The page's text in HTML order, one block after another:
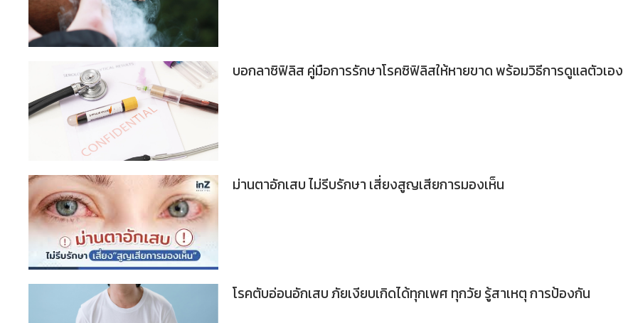
บอกลาซิฟิลิส คู่มือการรักษาโรคซิฟิลิสให้หายขาด พร้อมวิธีการดูแลตัวเอง
ม่านตาอักเสบ ไม่รีบรักษา เสี่ยงสูญเสียการมองเห็น
โรคตับอ่อนอักเสบ ภัยเงียบเกิดได้ทุกเพศ ทุกวัย รู้สาเหตุ การป้องกัน